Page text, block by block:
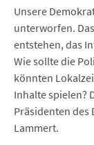
Unsere
unterworfen.
entstehen, das
Wie sollte die
könnten
Inhalte spielen?
Präsidenten
Lammert.